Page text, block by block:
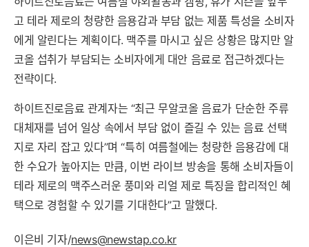
고 테라 제로의 청량한 음용감과 부담 없는 제품 특성을 소비자
에게 알린다는 계획이다. 맥주를 마시고 싶은 상황은 많지만 알
코올 섭취가 부담되는 소비자에게 대안 음료로 접근하겠다는
전략이다.
하이트진로음료 관계자는 “최근 무알코올 음료가 단순한 주류
대체재를 넘어 일상 속에서 부담 없이 즐길 수 있는 음료 선택
지로 자리 잡고 있다”며 “특히 여름철에는 청량한 음용감에 대
한 수요가 높아지는 만큼, 이번 라이브 방송을 통해 소비자들이
테라 제로의 맥주스러운 풍미와 리얼 제로 특징을 합리적인 혜
택으로 경험할 수 있기를 기대한다”고 말했다.
이은비 기자/news@newstap.co.kr